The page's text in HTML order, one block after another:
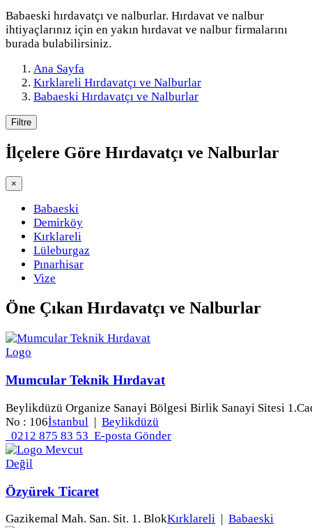
Babaeski hırdavatçı ve nalburlar. Hırdavat ve nalbur
ihtiyaçlarınız için en yakın hırdavat ve nalbur firmalarını
burada bulabilirsiniz.
Ana Sayfa
Kırklareli Hırdavatçı ve Nalburlar
Babaeski Hırdavatçı ve Nalburlar
Filtre
İlçelere Göre Hırdavatçı ve Nalburlar
×
Babaeski
Demirköy
Kırklareli
Lüleburgaz
Pınarhisar
Vize
Öne Çıkan Hırdavatçı ve Nalburlar
Mumcular Teknik Hırdavat
Beylikdüzü Organize Sanayi Bölgesi Birlik Sanayi Sitesi
No : 106İstanbul | Beylikdüzü
0212 875 83 53 E-posta Gönder
Özyürek Ticaret
Gazikemal Mah. San. Sit. 1. BlokKırklareli Babaeski